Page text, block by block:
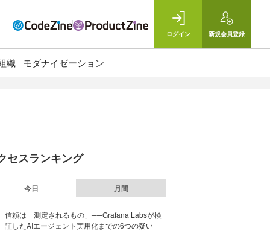
ログイン 新規会員登録
織 モダナイゼーション
セスランキング
今日 月間
信頼は「測定されるもの」──Grafana Labsが検
証したAIエージェント実用化までの6つの疑い